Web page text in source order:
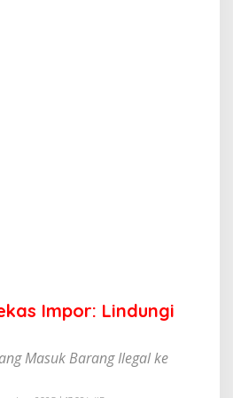
Impor: Lindungi
Masuk Barang Ilegal ke